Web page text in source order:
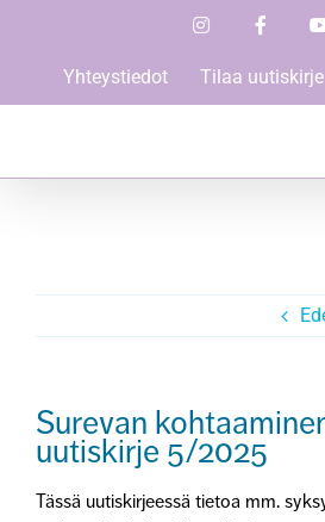
Instagram
Yhteystiedot Tilaa uutiskirje
Surevan
uutiskirje 5/2025
Tässä uutiskirjeessä tietoa mm.